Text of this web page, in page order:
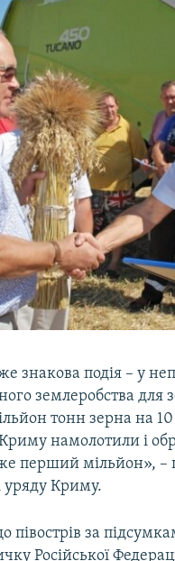
знакова подія – у
землеробства для
тонн зерна на
намолотили і
перший мільйон», –
уряду Криму.
півострів за
Російської